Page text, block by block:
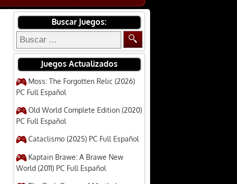
Buscar Juegos:
Juegos Actualizados
Moss: The Forgotten Relic (2026)
PC Full Español
Old World Complete Edition (2020)
PC Full Español
Cataclismo (2025) PC Full Español
Kaptain Brawe: A Brawe New
World (2011) PC Full Español